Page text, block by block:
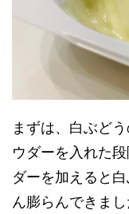
まずは、白ぶど
ウダーを入れた
ダーを加えると
ん膨らんできま